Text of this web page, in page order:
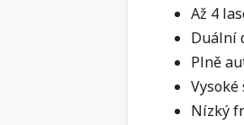
Až 4
Duální
Plně
Vysoké
Nízký